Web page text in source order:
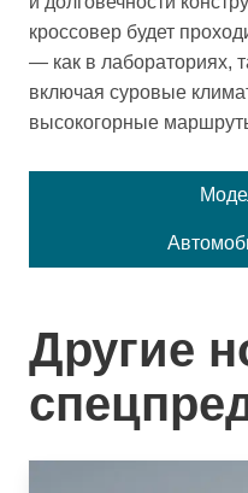
кроссовер будет
— как в лабораториях,
включая суровые
высокогорные
Другие